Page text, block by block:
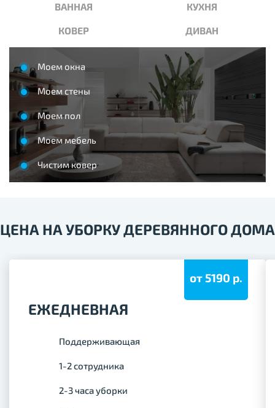
ВАННАЯ КУХНЯ
КОВЕР ДИВАН
Моем окна
Моем стены
Моем пол
Моем мебель
Чистим ковер
ЦЕНА НА УБОРКУ ДЕРЕВЯННОГО ДОМА
от 5190 р.
ЕЖЕДНЕВНАЯ
Поддерживающая
1-2 сотрудника
2-3 часа уборки